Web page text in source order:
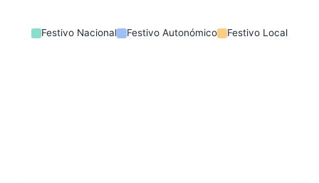
Festivo Nacional Festivo Autonómico Festivo Local